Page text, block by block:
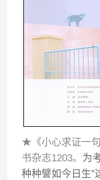
★《小心求证一
书杂志1203。 为
种种譬如今日生”